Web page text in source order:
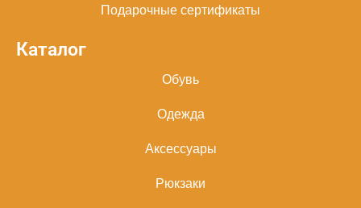
Подарочные сертификаты
Каталог
Обувь
Одежда
Аксессуары
Рюкзаки